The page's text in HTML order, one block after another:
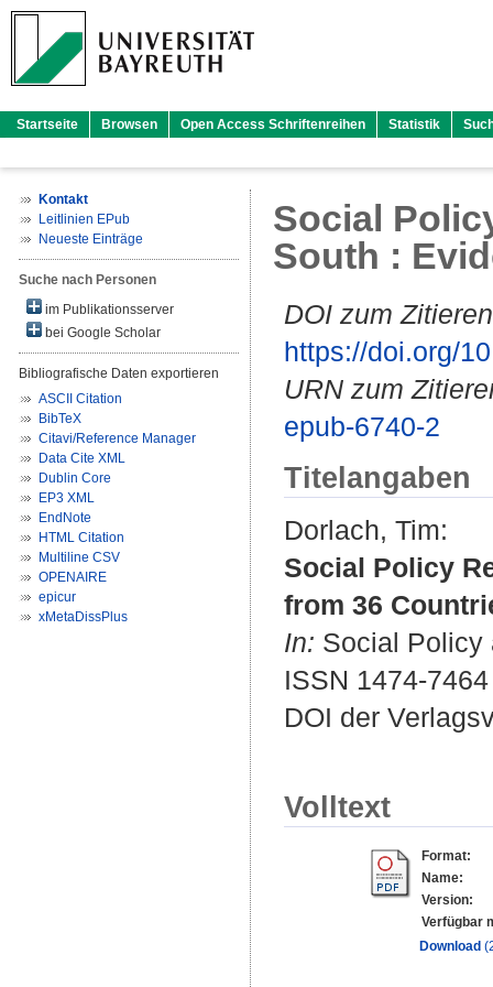
Startseite Browsen Open Access Schriftenreihen Statistik
Kontakt
Leitlinien EPub
Neueste Einträge
Suche nach Personen
im Publikationsserver
bei Google Scholar
Bibliografische Daten exportieren
ASCII Citation
BibTeX
Citavi/Reference Manager
Data Cite XML
Dublin Core
EP3 XML
EndNote
HTML Citation
Multiline CSV
OPENAIRE
epicur
xMetaDissPlus
Social
South :
DOI zum
https://doi.org/
URN zum
epub-6740-2
Titelangaben
Dorlach, Tim:
Social Policy
from 36
In: Social Policy
ISSN 1474-7464
DOI der
Volltext
Format:
Name:
Version:
Verfügbar
Download